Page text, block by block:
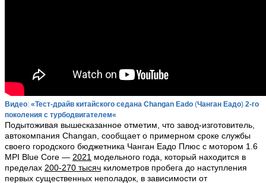
Видео: «Тест-драйв китайского седана Changan Eado (Чанган Еадо) 2-го
поколения с турбодвигателем«
Подытоживая вышесказанное отметим, что завод-изготовитель,
автокомпания Changan, сообщает о примерном сроке службы
своего городского бюджетника Чанган Еадо Плюс с мотором 1.6
MPI Blue Core — 2021 модельного года, который находится в
пределах 200-270 тысяч километров пробега до наступления
первых существенных неполадок, в зависимости от